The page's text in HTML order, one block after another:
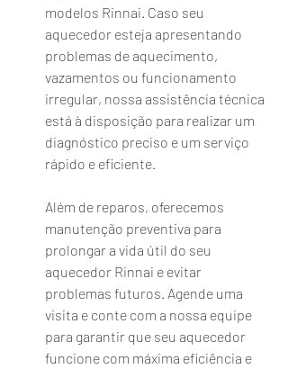
modelos Rinnai. Caso seu
aquecedor esteja apresentando
problemas de aquecimento,
vazamentos ou funcionamento
irregular, nossa assistência técnica
está à disposição para realizar um
diagnóstico preciso e um serviço
rápido e eficiente.
Além de reparos, oferecemos
manutenção preventiva para
prolongar a vida útil do seu
aquecedor Rinnai e evitar
problemas futuros. Agende uma
visita e conte com a nossa equipe
para garantir que seu aquecedor
funcione com máxima eficiência e